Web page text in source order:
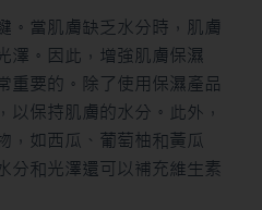
。當肌膚缺乏水分時，肌膚
澤。因此，增強肌膚保濕
重要的。除了使用保濕產品
以保持肌膚的水分。此外，
，如西瓜、葡萄柚和黃瓜
分和光澤還可以補充維生素